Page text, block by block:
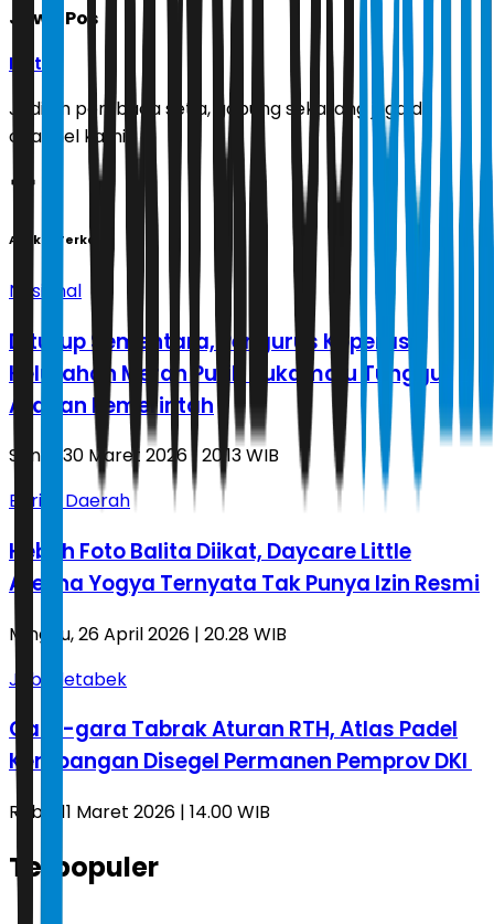
Jawa Pos
Ikuti
Jadilah pembaca setia, gabung sekarang juga di
channel kami!
Artikel Terkait
Nasional
Ditutup Sementara, Pengurus Koperasi
Kelurahan Merah Putih Sukamaju Tunggu
Arahan Pemerintah
Senin, 30 Maret 2026 | 20.13 WIB
Berita Daerah
Heboh Foto Balita Diikat, Daycare Little
Aresha Yogya Ternyata Tak Punya Izin Resmi
Minggu, 26 April 2026 | 20.28 WIB
Jabodetabek
Gara-gara Tabrak Aturan RTH, Atlas Padel
Kembangan Disegel Permanen Pemprov DKI
Rabu, 11 Maret 2026 | 14.00 WIB
Terpopuler